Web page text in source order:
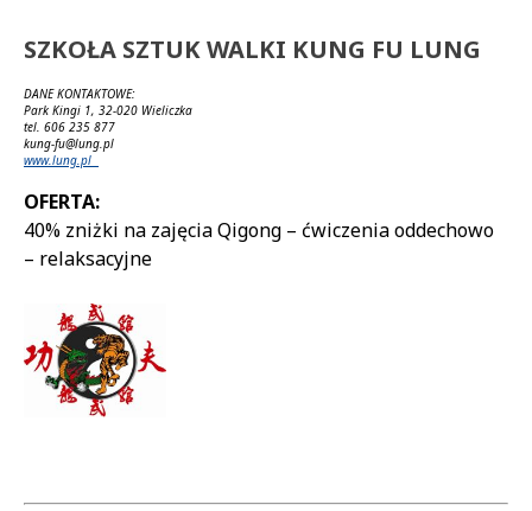
SZKOŁA SZTUK WALKI KUNG FU LUNG
DANE KONTAKTOWE:
Park Kingi 1, 32-020 Wieliczka
tel. 606 235 877
kung-fu@lung.pl
www.lung.pl
OFERTA:
40% zniżki na zajęcia Qigong – ćwiczenia oddechowo
– relaksacyjne